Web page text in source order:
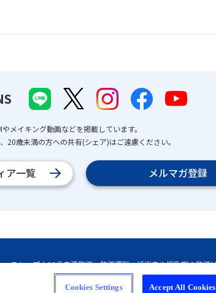
メイキング動画などを掲載しています。
歳未満の方への共有(シェア)はご遠慮ください。
ア一覧 メルマガ登録
Cookies Settings Accept All Cookies